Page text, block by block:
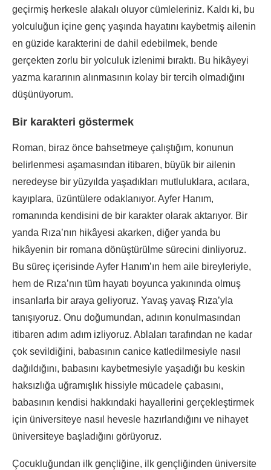
geçirmiş herkesle alakalı oluyor cümleleriniz. Kaldı ki, bu
yolculuğun içine genç yaşında hayatını kaybetmiş ailenin
en güzide karakterini de dahil edebilmek, bende
gerçekten zorlu bir yolculuk izlenimi bıraktı. Bu hikâyeyi
yazma kararının alınmasının kolay bir tercih olmadığını
düşünüyorum.
Bir karakteri göstermek
Roman, biraz önce bahsetmeye çalıştığım, konunun
belirlenmesi aşamasından itibaren, büyük bir ailenin
neredeyse bir yüzyılda yaşadıkları mutluluklara, acılara,
kayıplara, üzüntülere odaklanıyor. Ayfer Hanım,
romanında kendisini de bir karakter olarak aktarıyor. Bir
yanda Rıza’nın hikâyesi akarken, diğer yanda bu
hikâyenin bir romana dönüştürülme sürecini dinliyoruz.
Bu süreç içerisinde Ayfer Hanım’ın hem aile bireyleriyle,
hem de Rıza’nın tüm hayatı boyunca yakınında olmuş
insanlarla bir araya geliyoruz. Yavaş yavaş Rıza’yla
tanışıyoruz. Onu doğumundan, adının konulmasından
itibaren adım adım izliyoruz. Ablaları tarafından ne kadar
çok sevildiğini, babasının canice katledilmesiyle nasıl
dağıldığını, babasını kaybetmesiyle yaşadığı bu keskin
haksızlığa uğramışlık hissiyle mücadele çabasını,
babasının kendisi hakkındaki hayallerini gerçekleştirmek
için üniversiteye nasıl hevesle hazırlandığını ve nihayet
üniversiteye başladığını görüyoruz.
Çocukluğundan ilk gençliğine, ilk gençliğinden üniversite